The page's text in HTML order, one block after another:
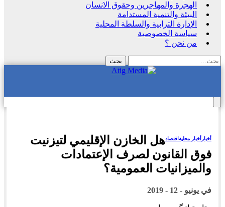
الهجرة والمهاجرين وحقوق الانسان
البيئة والتنمية المستدامة
الإدارة الترابية والسلطة المحلية
سياسة الخصوصية
من نحن ؟
أخبار أخبار محلية اقتصادهل الخازن الإقليمي لتيزنيت
فوق القانون لصرف الإعتمادات
والميزانيات العمومية؟
في يونيو - 12 - 2019